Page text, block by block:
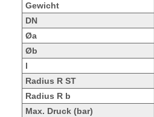
Gewicht
DN
Øa
Øb
l
Radius R ST
Radius R b
Max. Druck (bar)